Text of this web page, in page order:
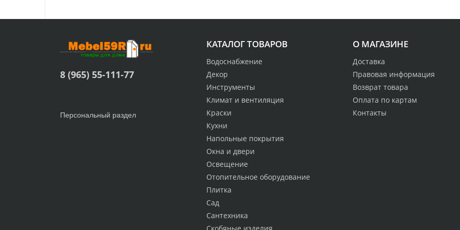
О МАГАЗИНЕ
Доставка
Правовая информация
Возврат товара
Оплата по картам
Контакты
КАТАЛОГ ТОВАРОВ
Водоснабжение
Декор
Инструменты
Климат и вентиляция
Краски
Кухни
Напольные покрытия
Окна и двери
Освещение
Отопительное оборудование
Плитка
Сад
Сантехника
8 (965) 55-111-77
Персональный раздел